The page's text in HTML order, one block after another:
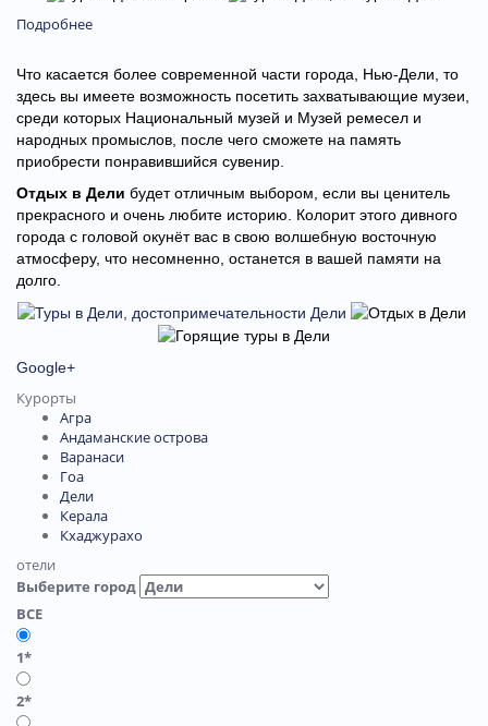
Подробнее
Что касается более современной части города, Нью-Дели, то
здесь вы имеете возможность посетить захватывающие музеи,
среди которых Национальный музей и Музей ремесел и
народных промыслов, после чего сможете на память
приобрести понравившийся сувенир.
Отдых в Дели будет отличным выбором, если вы ценитель
прекрасного и очень любите историю. Колорит этого дивного
города с головой окунёт вас в свою волшебную восточную
атмосферу, что несомненно, останется в вашей памяти на
долго.
Google+
Курорты
Aгра
Андаманские острова
Варанаси
Гоа
Дели
Керала
Кхаджурахо
отели
Выберите город
ВСЕ
1*
2*